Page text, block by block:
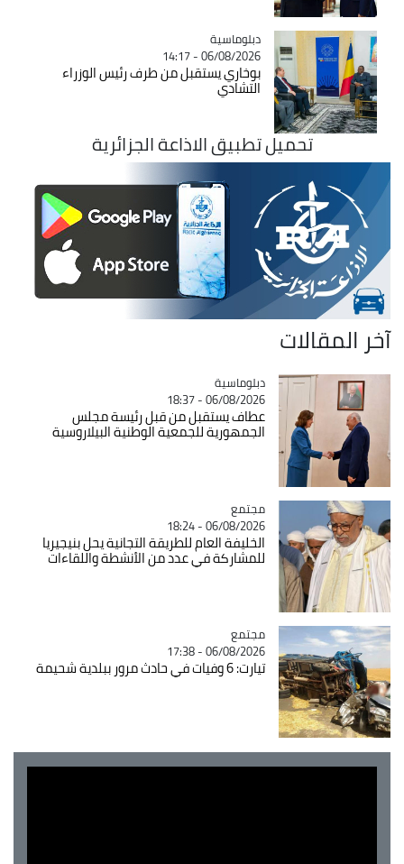
Catégorie
دبلوماسية
06/08/2026 - 14:17
بوخاري يستقبل من طرف رئيس الوزراء
التشادي
تحميل تطبيق الاذاعة الجزائرية
آخر المقالات
Catégorie
دبلوماسية
06/08/2026 - 18:37
عطاف يستقبل من قبل رئيسة مجلس
الجمهورية للجمعية الوطنية البيلاروسية
Catégorie
مجتمع
06/08/2026 - 18:24
الخليفة العام للطريقة التجانية يحل بنيجيريا
للمشاركة في عدد من الأنشطة واللقاءات
Catégorie
مجتمع
06/08/2026 - 17:38
تيارت: 6 وفيات في حادث مرور ببلدية شحيمة